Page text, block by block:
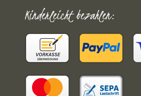
Kinderleicht bezahlen: